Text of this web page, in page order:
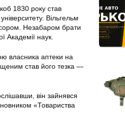
1830 року став
Вільгельм
Незабаром брати
Академії наук.
власника аптеки на
став його тезка —
він зайнявся
«Товариства